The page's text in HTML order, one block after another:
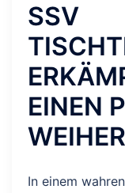
SSV
EINEN
In einem